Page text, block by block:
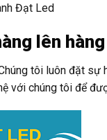
Đạt Led
lên
tôi luôn đặt sự
với chúng tôi để